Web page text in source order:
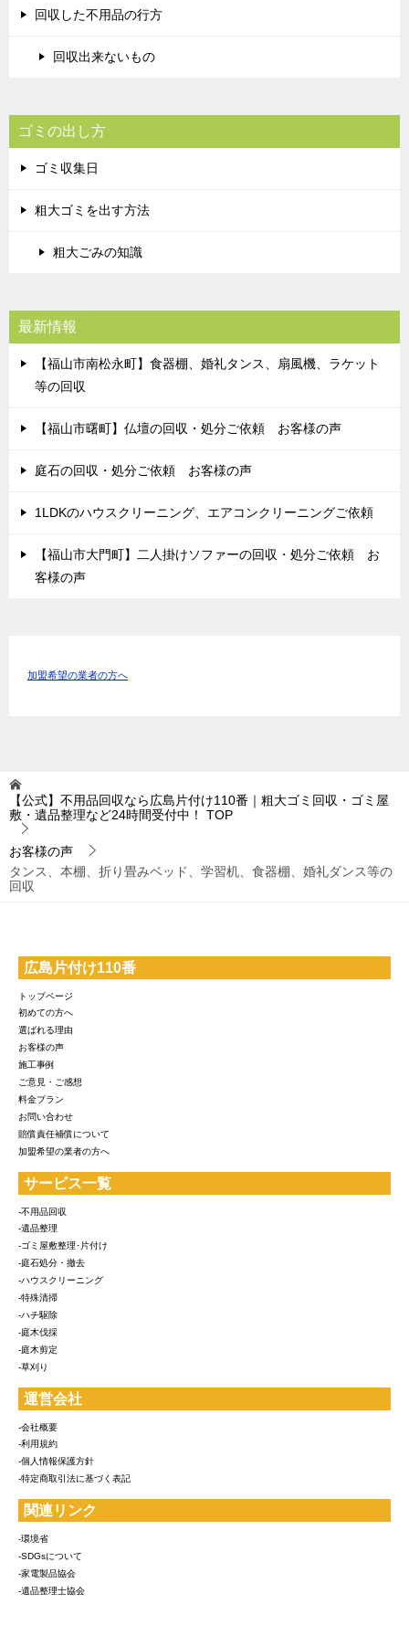
回収した不用品の行方
回収出来ないもの
ゴミの出し方
ゴミ収集日
粗大ゴミを出す方法
粗大ごみの知識
最新情報
【福山市南松永町】食器棚、婚礼タンス、扇風機、ラケット
等の回収
【福山市曙町】仏壇の回収・処分ご依頼 お客様の声
庭石の回収・処分ご依頼 お客様の声
1LDKのハウスクリーニング、エアコンクリーニングご依頼
【福山市大門町】二人掛けソファーの回収・処分ご依頼 お
客様の声
加盟希望の業者の方へ
【公式】不用品回収なら広島片付け110番｜粗大ゴミ回収・ゴミ屋
敷・遺品整理など24時間受付中！
TOP
お客様の声
タンス、本棚、折り畳みベッド、学習机、食器棚、婚礼ダンス等の
回収
広島片付け110番
トップページ
初めての方へ
選ばれる理由
お客様の声
施工事例
ご意見・ご感想
料金プラン
お問い合わせ
賠償責任補償について
加盟希望の業者の方へ
サービス一覧
-不用品回収
-遺品整理
-ゴミ屋敷整理･片付け
-庭石処分・撤去
-ハウスクリーニング
-特殊清掃
-ハチ駆除
-庭木伐採
-庭木剪定
-草刈り
運営会社
-会社概要
-利用規約
-個人情報保護方針
-特定商取引法に基づく表記
関連リンク
-環境省
-SDGsについて
-家電製品協会
-遺品整理士協会